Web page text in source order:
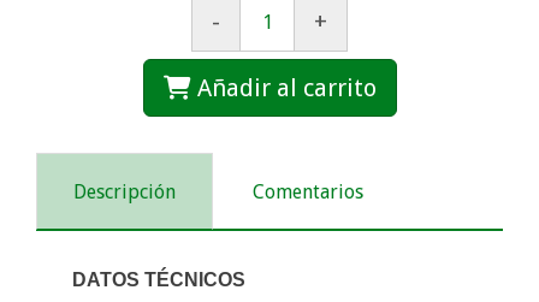
- +
Añadir al carrito
Descripción Comentarios
DATOS TÉCNICOS